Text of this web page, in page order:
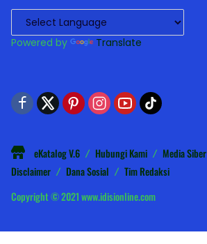
Powered by Translate
eKatalog V.6 Hubungi Kami Media Siber
Disclaimer
Dana Sosial
Tim Redaksi
Copyright © 2021 www.idisionline.com